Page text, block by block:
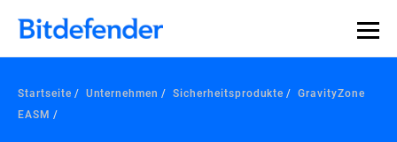
Startseite Unternehmen Sicherheitsprodukte
GravityZone
EASM